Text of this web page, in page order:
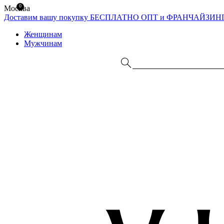
Москва
Доставим вашу покупку БЕСПЛАТНО ОПТ и
Женщинам
Мужчинам
0